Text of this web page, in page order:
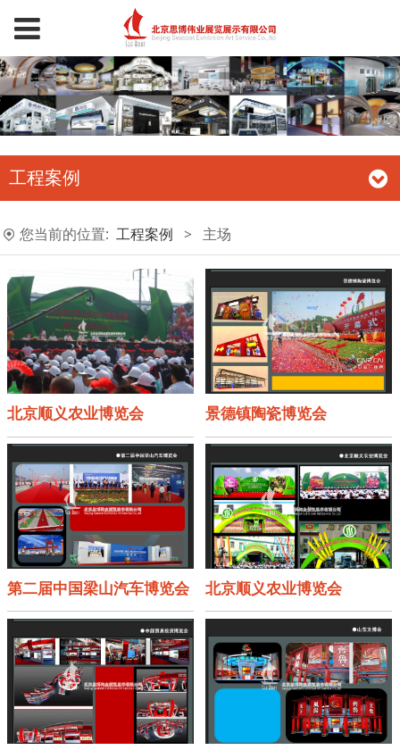
工程案例
您当前的位置: 工程案例 > 主场
北京顺义农业博览会 景德镇陶瓷博览会
第二届中国梁山汽车博览会 北京顺义农业博览会